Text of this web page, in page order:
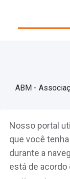
Nosso portal
que você
durante a
está de acordo
ABM -